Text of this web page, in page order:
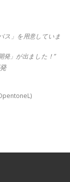
ス」を用意していま
発」が出ました！”